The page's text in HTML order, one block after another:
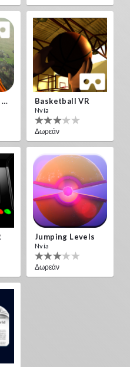
Roller Coaster VR Basketball VR
Nvía
Δωρεάν
Jumping Levels
Nvía
Δωρεάν